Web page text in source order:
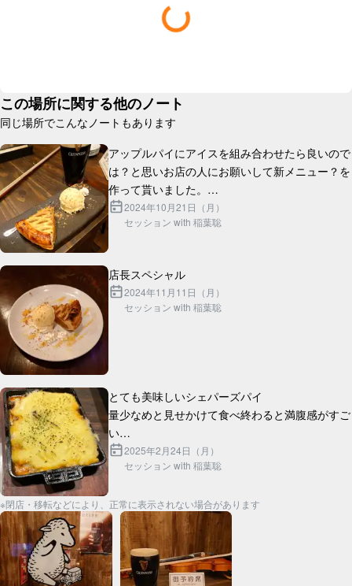
この場所に関する他のノート
同じ場所でこんなノートもあります
アップルパイにアイスを組み合わせたら良いので
は？と思いお店の人にお願いして新メニュー？を
作って貰いました。
ギネスと合わせて丁度2000円です。
2024年10月21日（月）
セッション with 稲葉聡
2024年11月11日（月）
セッション with 稲葉聡
とても美味しいシェパーズパイ
量少なめと見せかけて食べ終わると満腹感がすご
い
芋とラム肉の間の層にチーズがたっぷり入ってて
2025年2月24日（月）
セッション with 稲葉聡
※閉店・移転などにより、正常に表示されない場合があります